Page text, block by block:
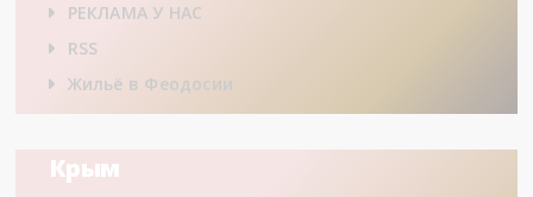
РЕКЛАМА У НАС
RSS
Жильё в Феодосии
Крым